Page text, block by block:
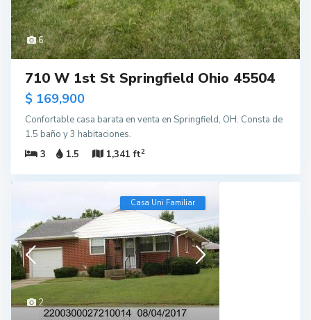
6
710 W 1st St Springfield Ohio 45504
$ 169,900
Confortable casa barata en venta en Springfield, OH. Consta de
1.5 baño y 3 habitaciones.
3
1.5 1,341 ft2
2
Casa Uni Familiar